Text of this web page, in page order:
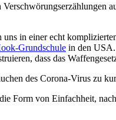
in einer echt
Grundschule in den
dass das
des Corona-Virus zu
Form von Einfachheit,